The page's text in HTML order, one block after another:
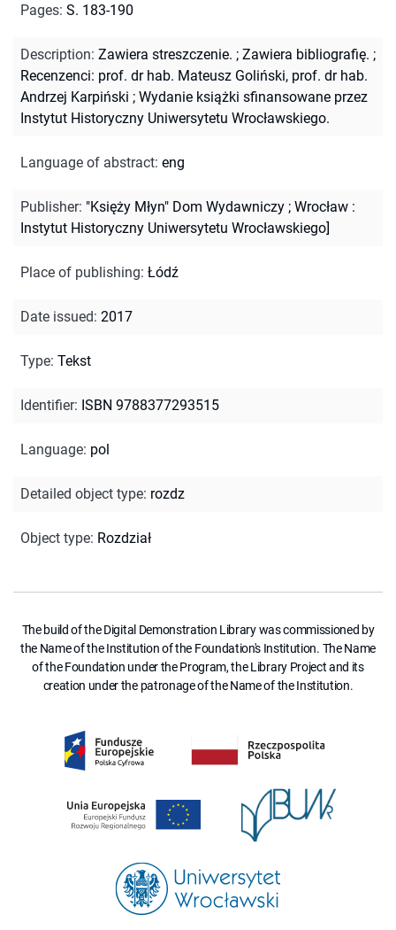
Pages: S. 183-190
Description: Zawiera streszczenie. ; Zawiera bibliografię. ;
Recenzenci: prof. dr hab. Mateusz Goliński, prof. dr hab.
Andrzej Karpiński ; Wydanie książki sfinansowane przez
Instytut Historyczny Uniwersytetu Wrocławskiego.
Language of abstract: eng
Publisher: "Księży Młyn" Dom Wydawniczy ; Wrocław :
Instytut Historyczny Uniwersytetu Wrocławskiego]
Place of publishing: Łódź
Date issued: 2017
Type: Tekst
Identifier: ISBN 9788377293515
Language: pol
Detailed object type: rozdz
Object type: Rozdział
The build of the Digital Demonstration Library was commissioned by
the Name of the Institution of the Foundation's Institution. The Name
of the Foundation under the Program, the Library Project and its
creation under the patronage of the Name of the Institution.